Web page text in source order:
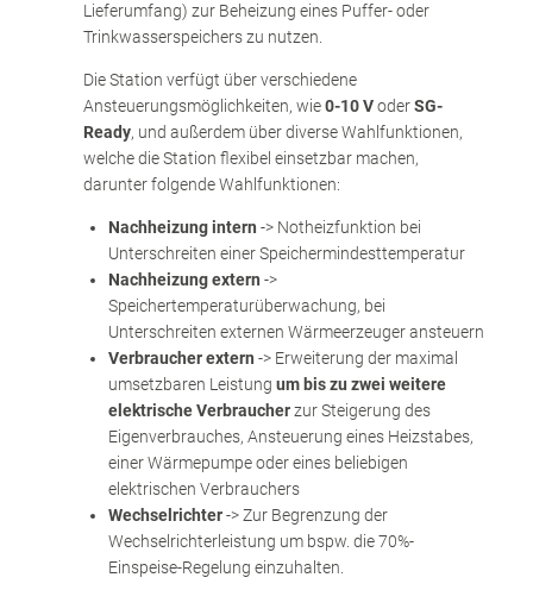
Lieferumfang) zur Beheizung eines Puffer- oder
Trinkwasserspeichers zu nutzen.
Die Station verfügt über verschiedene
Ansteuerungsmöglichkeiten, wie0-10 VoderSG-
Ready, und außerdem über diverse Wahlfunktionen,
welche die Station flexibel einsetzbar machen,
darunter folgende Wahlfunktionen:
Nachheizung intern -> Notheizfunktion bei
Unterschreiten einer Speichermindesttemperatur
Nachheizung extern ->
Speichertemperaturüberwachung, bei
Unterschreiten externen Wärmeerzeuger ansteuern
Verbraucher extern -> Erweiterung der maximal
umsetzbaren Leistung um bis zu zwei weitere
elektrische Verbraucherzur Steigerung des
Eigenverbrauches, Ansteuerung eines Heizstabes,
einer Wärmepumpe oder eines beliebigen
elektrischen Verbrauchers
Wechselrichter-> Zur Begrenzung der
Wechselrichterleistung um bspw. die 70%-
Einspeise-Regelung einzuhalten.